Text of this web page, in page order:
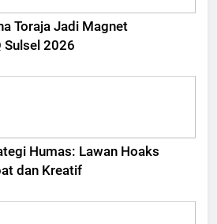
Toraja Jadi Magnet
Sulsel 2026
Humas: Lawan Hoaks
dan Kreatif